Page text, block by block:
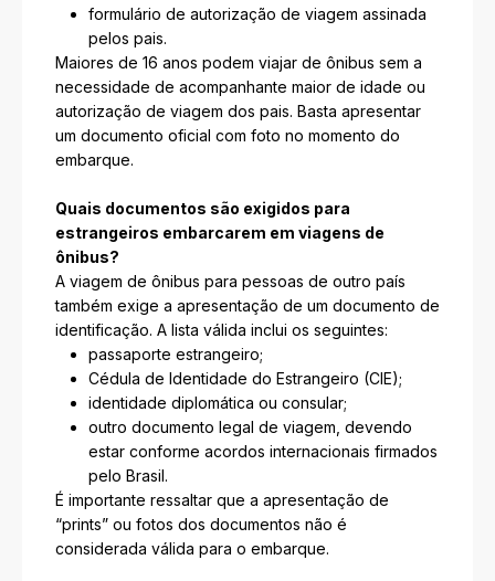
formulário de autorização de viagem assinada
pelos pais.
Maiores de 16 anos podem viajar de ônibus sem a
necessidade de acompanhante maior de idade ou
autorização de viagem dos pais. Basta apresentar
um documento oficial com foto no momento do
embarque.
Quais documentos são exigidos para
estrangeiros embarcarem em viagens de
ônibus?
A viagem de ônibus para pessoas de outro país
também exige a apresentação de um documento de
identificação. A lista válida inclui os seguintes:
passaporte estrangeiro;
Cédula de Identidade do Estrangeiro (CIE);
identidade diplomática ou consular;
outro documento legal de viagem, devendo
estar conforme acordos internacionais firmados
pelo Brasil.
É importante ressaltar que a apresentação de
“prints” ou fotos dos documentos não é
considerada válida para o embarque.